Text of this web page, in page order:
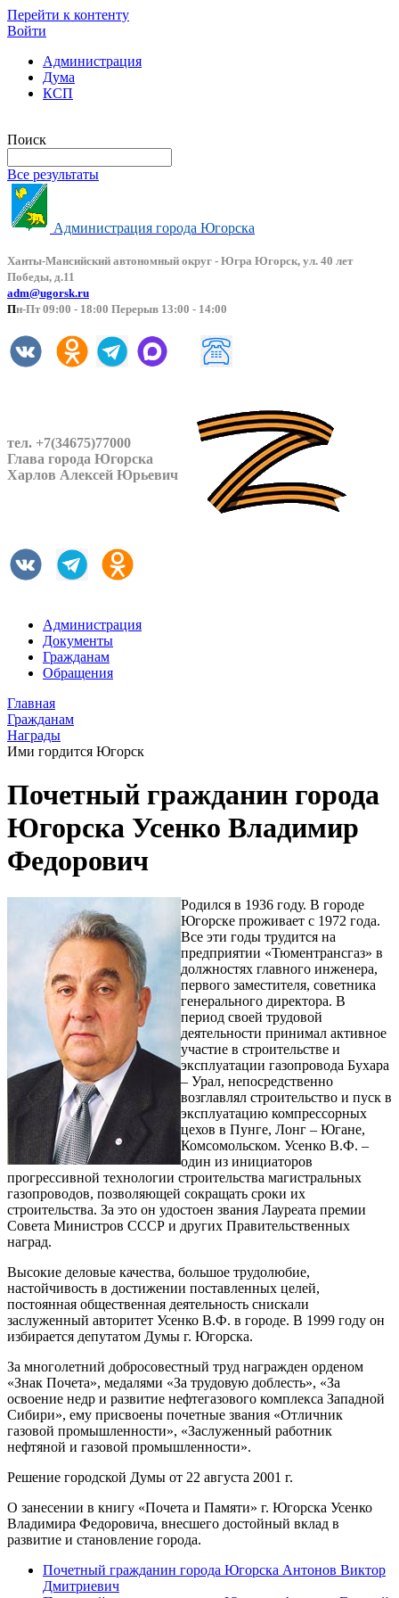
Перейти к контенту
Войти
Администрация
Дума
КСП
Поиск
Все результаты
Администрация города Югорска
Ханты-Мансийский автономный округ - Югра Югорск, ул. 40 лет
Победы, д.11
adm@ugorsk.ru
Пн-Пт 09:00 - 18:00 Перерыв 13:00 - 14:00
тел. +7(34675)77000
Глава города Югорска
Харлов Алексей Юрьевич
Администрация
Документы
Гражданам
Обращения
Главная
Гражданам
Награды
Ими гордится Югорск
Почетный гражданин города
Югорска Усенко Владимир
Федорович
Родился в 1936 году. В городе
Югорске проживает с 1972 года.
Все эти годы трудится на
предприятии «Тюментрансгаз» в
должностях главного инженера,
первого заместителя, советника
генерального директора. В
период своей трудовой
деятельности принимал активное
участие в строительстве и
эксплуатации газопровода Бухара
– Урал, непосредственно
возглавлял строительство и пуск в
эксплуатацию компрессорных
цехов в Пунге, Лонг – Югане,
Комсомольском. Усенко В.Ф. –
один из инициаторов
прогрессивной технологии строительства магистральных
газопроводов, позволяющей сокращать сроки их
строительства. За это он удостоен звания Лауреата премии
Совета Министров СССР и других Правительственных
наград.
Высокие деловые качества, большое трудолюбие,
настойчивость в достижении поставленных целей,
постоянная общественная деятельность снискали
заслуженный авторитет Усенко В.Ф. в городе. В 1999 году он
избирается депутатом Думы г. Югорска.
За многолетний добросовестный труд награжден орденом
«Знак Почета», медалями «За трудовую доблесть», «За
освоение недр и развитие нефтегазового комплекса Западной
Сибири», ему присвоены почетные звания «Отличник
газовой промышленности», «Заслуженный работник
нефтяной и газовой промышленности».
Решение городской Думы от 22 августа 2001 г.
О занесении в книгу «Почета и Памяти» г. Югорска Усенко
Владимира Федоровича, внесшего достойный вклад в
развитие и становление города.
Почетный гражданин города Югорска Антонов Виктор
Дмитриевич